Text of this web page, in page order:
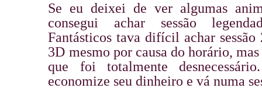
Se eu deixei de ver algumas
consegui achar sessão
Fantásticos tava difícil achar
3D mesmo por causa do horário,
que foi totalmente
economize seu dinheiro e vá numa